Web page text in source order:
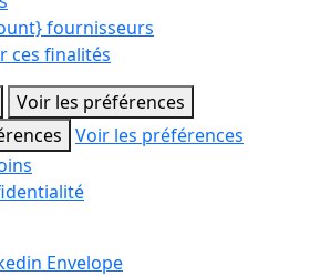
fournisseurs
ces finalités
Voir les préférences
Voir les préférences
Envelope